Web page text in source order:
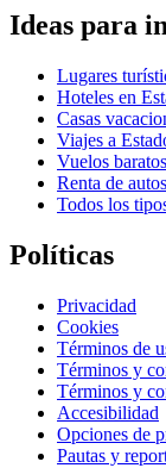
Ideas para
Lugares
Hoteles en
Casas
Viajes a
Vuelos
Renta de
Todos los
Políticas
Privacidad
Cookies
Términos de
Términos y
Términos y
Accesibilidad
Opciones de
Pautas y